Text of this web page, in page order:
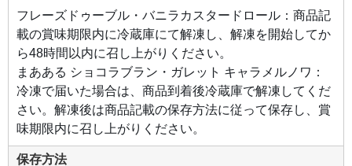
まっ
て何
度で
も食
べた
くな
るお
いし
さで
す。
●ガ
ト
キャ
フレーズドゥーブル・バニラカスタードロール：商品記
載の賞味期限内に冷蔵庫にて解凍し、解凍を開始してか
ら48時間以内に召し上がりください。
まあある ショコラブラン・ガレット キャラメルノワ：
冷凍で届いた場合は、商品到着後冷蔵庫で解凍してくだ
さい。解凍後は商品記載の保存方法に従って保存し、賞
味期限内に召し上がりください。
保存方法